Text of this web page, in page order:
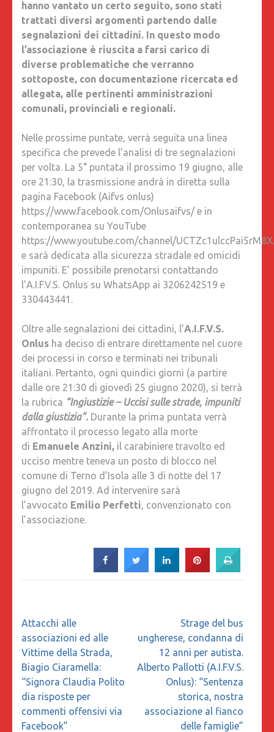
hanno vantato un certo seguito, sono stati
trattati diversi argomenti partendo dalle
segnalazioni dei cittadini. In questo modo
l’associazione è riuscita a farsi carico di
diverse problematiche che verranno
sottoposte, con documentazione ricercata ed
allegata, alle pertinenti amministrazioni
comunali, provinciali e regionali.
Nelle prossime puntate, verrà seguita una linea
specifica che prevede l’analisi di tre segnalazioni
per volta. La 5° puntata il prossimo 19 giugno, alle
ore 21:30, la trasmissione andrà in diretta sulla
pagina Facebook (Aifvs onlus)
https://www.facebook.com/Onlusaifvs/ e in
contemporanea su YouTube
https://www.youtube.com/channel/
e sarà dedicata alla sicurezza stradale ed omicidi
impuniti. E’ possibile prenotarsi contattando
l’A.I.F.V.S. Onlus su WhatsApp ai 3206242519 e
330443441.
Oltre alle segnalazioni dei cittadini, l’A.I.F.V.S.
Onlus ha deciso di entrare direttamente nel cuore
dei processi in corso e terminati nei tribunali
italiani. Pertanto, ogni quindici giorni (a partire
dalle ore 21:30 di giovedì 25 giugno 2020), si terrà
la rubrica “Ingiustizie – Uccisi sulle strade, impuniti
dalla giustizia”. Durante la prima puntata verrà
affrontato il processo legato alla morte
di Emanuele Anzini, il carabiniere travolto ed
ucciso mentre teneva un posto di blocco nel
comune di Terno d’Isola alle 3 di notte del 17
giugno del 2019. Ad intervenire sarà
l’avvocato Emilio Perfetti, convenzionato con
l’associazione.
Navigazione
articoli
Attacchi alle
associazioni ed alle
Vittime della Strada,
Biagio Ciaramella:
“Signora Claudia Polito
dia risposte per
commenti offensivi via
Facebook”
Strage del bus
ungherese, condanna di
12 anni per autista.
Alberto Pallotti (A.I.F.V.S.
Onlus): “Sentenza
storica, nostra
associazione al fianco
delle famiglie”